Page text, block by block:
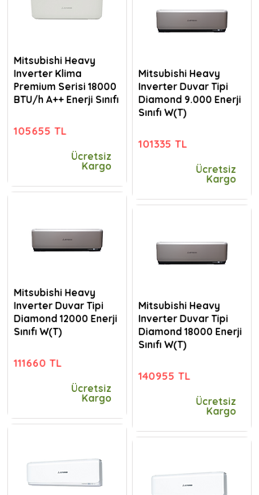
Mitsubishi Heavy
Inverter Klima
Premium Serisi 18000
BTU/h A++ Enerji Sınıfı
105655 TL
Ücretsiz
Kargo
Mitsubishi Heavy
Inverter Duvar Tipi
Diamond 12000 Enerji
Sınıfı W(T)
111660 TL
Ücretsiz
Kargo
Mitsubishi Heavy
Inverter Duvar Tipi
Diamond 9.000 Enerji
Sınıfı W(T)
101335 TL
Ücretsiz
Kargo
Mitsubishi Heavy
Inverter Duvar Tipi
Diamond 18000 Enerji
Sınıfı W(T)
140955 TL
Ücretsiz
Kargo